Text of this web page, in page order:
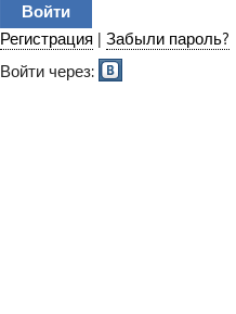
Регистрация | Забыли пароль?
Войти через: